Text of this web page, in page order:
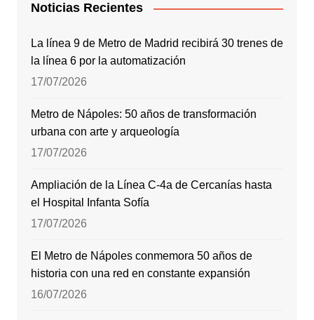
Noticias Recientes
La línea 9 de Metro de Madrid recibirá 30 trenes de
la línea 6 por la automatización
17/07/2026
Metro de Nápoles: 50 años de transformación
urbana con arte y arqueología
17/07/2026
Ampliación de la Línea C-4a de Cercanías hasta
el Hospital Infanta Sofía
17/07/2026
El Metro de Nápoles conmemora 50 años de
historia con una red en constante expansión
16/07/2026